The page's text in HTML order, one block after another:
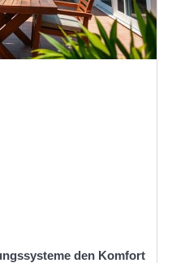
den Komfort